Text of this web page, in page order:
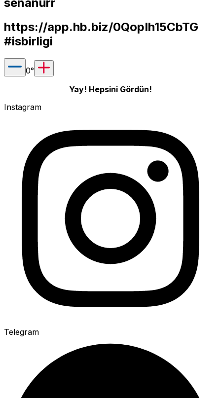
senanurr
https://app.hb.biz/0QopIh15CbTG
#isbirligi
0°
Yay! Hepsini Gördün!
Instagram
Telegram